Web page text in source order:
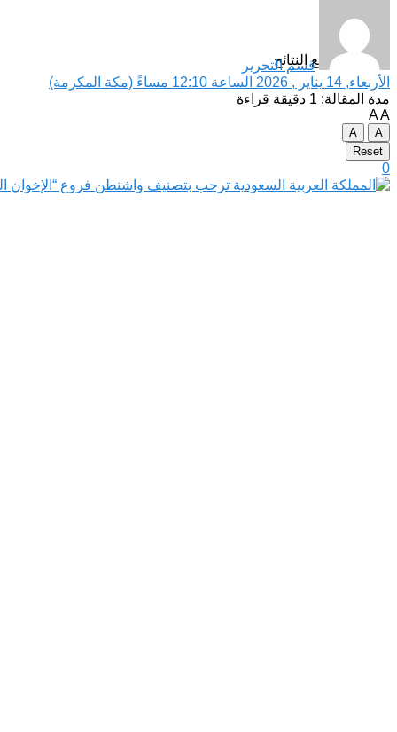
مشاهدة جميع النتائح
قسم التحرير
الأربعاء, 14 يناير , 2026 الساعة 12:10 مساءً (مكة المكرمة)
مدة المقالة: 1 دقيقة قراءة
AA
A
A
Reset
0